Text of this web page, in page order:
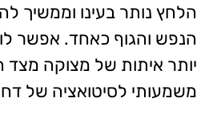
הלחץ נותר בעינו וממשיך
הנפש והגוף כאחד. אפשר
יותר איתות של מצוקה מצד
משמעותי לסיטואציה של